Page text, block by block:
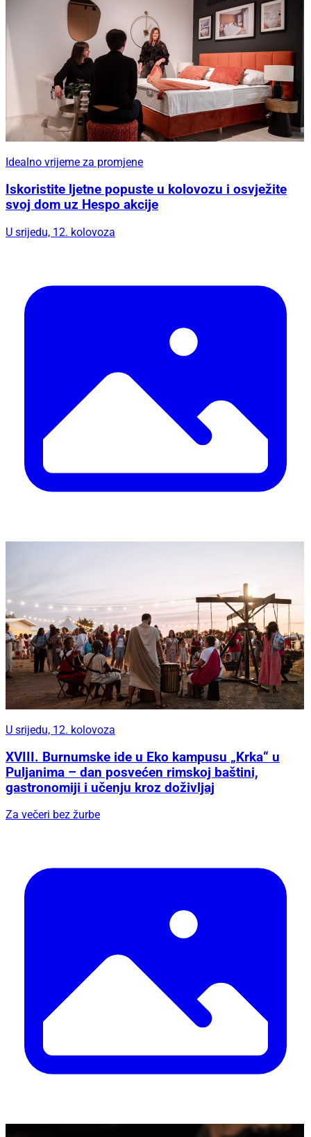
Idealno vrijeme za promjene
Iskoristite ljetne popuste u kolovozu i osvježite
svoj dom uz Hespo akcije
U srijedu, 12. kolovoza
U srijedu, 12. kolovoza
XVIII. Burnumske ide u Eko kampusu „Krka“ u
Puljanima – dan posvećen rimskoj baštini,
gastronomiji i učenju kroz doživljaj
Za večeri bez žurbe